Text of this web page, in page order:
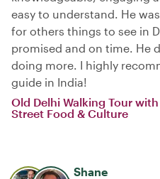
easy to understand. He
for others things to see in
promised and on time. He
doing more. I highly
guide in India!
Old Delhi Walking Tour
Street Food & Culture
Shane